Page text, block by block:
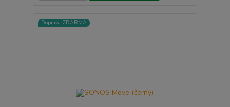
Doprava ZDARMA